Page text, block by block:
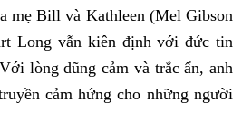
mẹ Bill và Kathleen (Mel Gibson
Long vẫn kiên định với đức tin
lòng dũng cảm và trắc ẩn, anh
cảm hứng cho những người